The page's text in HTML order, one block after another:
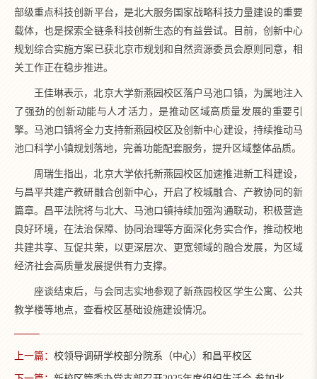
部级重点科技创新平台，是北大服务国家战略科技力量建设的重要
载体，也是探索全链条科技创新生态的有益尝试。目前，创新中心
规划综合实施方案已获北京市规划和自然资源委员会原则同意，相
关工作正在稳步推进。
王佳琳表示，北京大学新燕园校区落户马池口镇，为属地注入
了强劲的创新动能与人才活力，是推动区域高质量发展的重要引
擎。马池口镇将全力支持新燕园校区及创新中心建设，持续推动马
池口科学小镇规划落地，完善功能配套服务，提升区域整体品质。
周瑞生指出，北京大学依托新燕园校区加速推进新工科建设，
与昌平共建产教研融合创新中心，开启了校城融合、产教协同的新
篇章。昌平法院将与北大、马池口镇持续加强沟通联动，积极营造
良好环境，在法治保障、协同治理等方面深化务实合作，推动校地
共建共享、互促共荣，以更深层次、更宽领域的融合发展，为区域
经济社会高质量发展提供有力支撑。
座谈结束后，与会同志实地参观了新燕园校区学生公寓、公共
教学楼等地点，查看校区基础设施建设情况。
上一篇： 校领导调研学校部分院系（中心）和昌平校区